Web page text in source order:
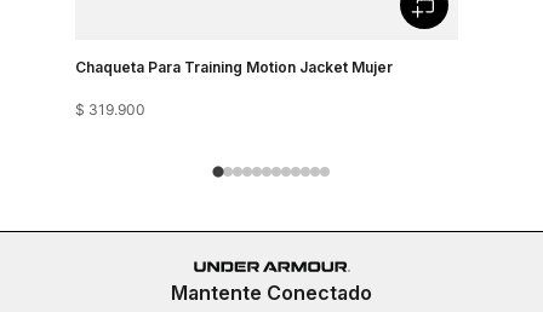
Chaqueta Para Training Motion Jacket Mujer
$ 319.900
Mantente Conectado